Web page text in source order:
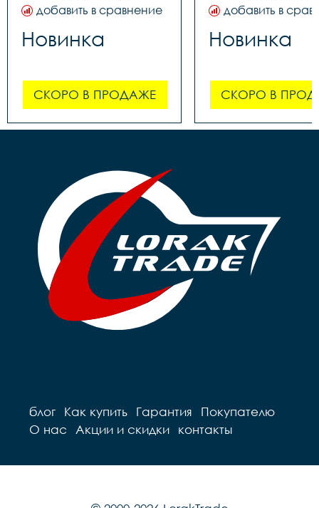
добавить в сравнение
Новинка
СКОРО В ПРОДАЖЕ
добавить в
Новинка
СКОРО В
блог Как купить Гарантия
Покупателю
О нас
Акции и скидки контакты